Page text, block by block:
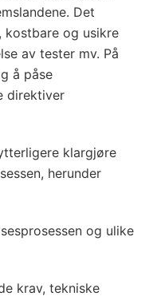
Det
og usikre
av tester mv. På
å påse
direktiver
klargjøre
herunder
og ulike
krav, tekniske